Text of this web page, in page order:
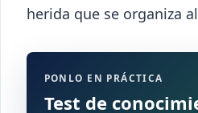
herida que se organiza
PONLO EN PRÁCTICA
Test de